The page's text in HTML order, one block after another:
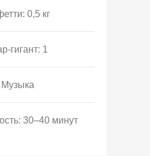
0,5 кг
гигант: 1
Музыка
30–40 минут